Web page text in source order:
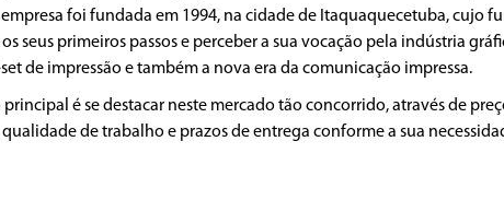
empresa foi fundada em 1994, na cidade de Itaquaquecetuba, cujo
seus primeiros passos e perceber a sua vocação pela indústria
de impressão e também a nova era da comunicação impressa.
é se destacar neste mercado tão concorrido, através de
de trabalho e prazos de entrega conforme a sua